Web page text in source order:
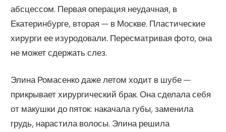
абсцессом. Первая операция неудачная, в
Екатеринбурге, вторая — в Москве. Пластические
хирурги ее изуродовали. Пересматривая фото, она
не может сдержать слез.
Элина Ромасенко даже летом ходит в шубе —
прикрывает хирургический брак. Она сделала себя
от макушки до пяток: накачала губы, заменила
грудь, нарастила волосы. Элина решила